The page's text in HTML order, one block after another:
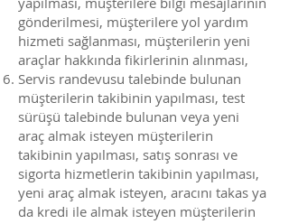
gönderilmesi, müşterilere yol yardım
hizmeti sağlanması, müşterilerin yeni
araçlar hakkında fikirlerinin alınması,
Servis randevusu talebinde bulunan
müşterilerin takibinin yapılması, test
sürüşü talebinde bulunan veya yeni
araç almak isteyen müşterilerin
takibinin yapılması, satış sonrası ve
sigorta hizmetlerin takibinin yapılması,
yeni araç almak isteyen, aracını takas ya
da kredi ile almak isteyen müşterilerin